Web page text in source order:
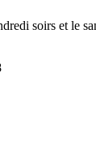
soirs et le